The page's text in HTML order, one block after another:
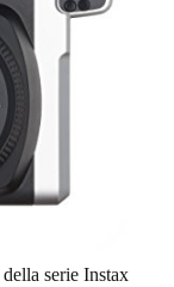
serie Instax